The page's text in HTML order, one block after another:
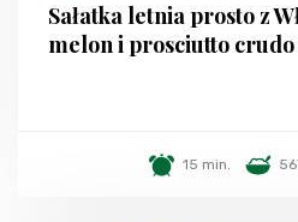
Sałatka letnia prosto z
melon i prosciutto crudo
15 min.